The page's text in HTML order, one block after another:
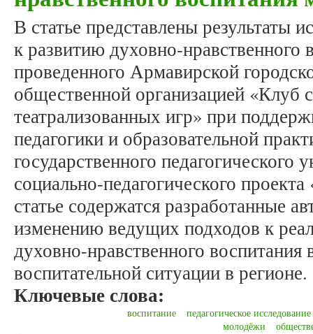
В статье представлены результаты
к развитию духовно-нравственного
проведенного Армавирской
общественной организацией «Клуб
театрализованных игр» при
педагогики и образовательной
государственного педагогического
социально-педагогического
статье содержатся разработанные
изменению ведущих подходов к
духовно-нравственного воспитания
воспитательной ситуации в регионе.
Ключевые слова:
воспитание
педагогическое исследование
молодёжи